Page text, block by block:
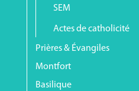
SEM
Actes de catholicité
Prières & Évangiles
Montfort
Basilique